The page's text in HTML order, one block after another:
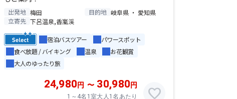
出発地 梅田 目的地 岐阜県 ・ 愛知県
立寄先 下呂温泉,香嵐渓
宿泊バスツアー
パワースポット
食べ放題 / バイキング
温泉
お花観賞
大人のゆったり旅
24,980円 〜 30,980円
1～4名1室大人1名あたり favorite